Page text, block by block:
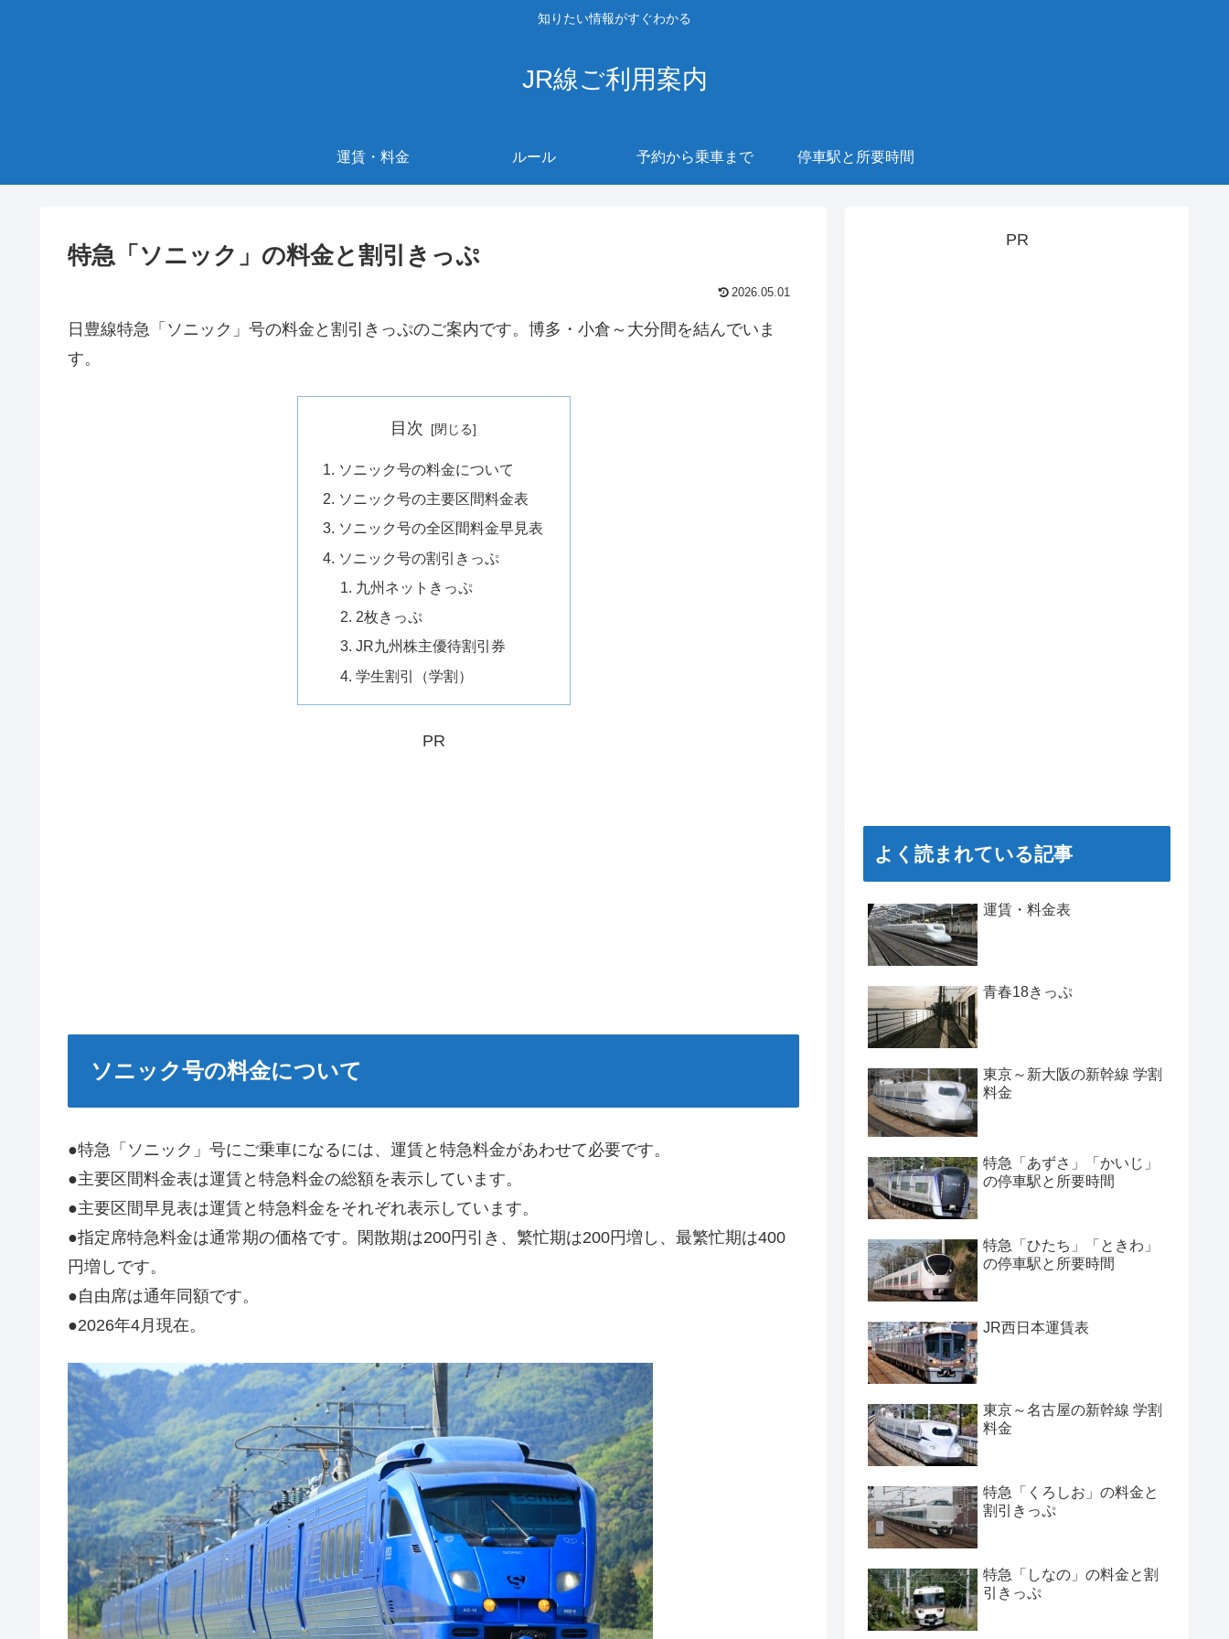
知りたい情報がすぐわかる
JR線ご利用案内
運賃・料金 ルール 予約から乗車まで 停車駅と所要時間
特急「ソニック」の料金と割引きっぷ
2026.05.01
日豊線特急「ソニック」号の料金と割引きっぷのご案内です。博多・小倉～大分間を結んでいま
す。
目次
ソニック号の料金について
ソニック号の主要区間料金表
ソニック号の全区間料金早見表
ソニック号の割引きっぷ
九州ネットきっぷ
2枚きっぷ
JR九州株主優待割引券
学生割引（学割）
PR
ソニック号の料金について
●特急「ソニック」号にご乗車になるには、運賃と特急料金があわせて必要です。
●主要区間料金表は運賃と特急料金の総額を表示しています。
●主要区間早見表は運賃と特急料金をそれぞれ表示しています。
●指定席特急料金は通常期の価格です。閑散期は200円引き、繁忙期は200円増し、最繁忙期は400
円増しです。
●自由席は通年同額です。
●2026年4月現在。
PR
よく読まれている記事
運賃・料金表
青春18きっぷ
東京～新大阪の新幹線 学割
料金
特急「あずさ」「かいじ」
の停車駅と所要時間
特急「ひたち」「ときわ」
の停車駅と所要時間
JR西日本運賃表
東京～名古屋の新幹線 学割
料金
特急「くろしお」の料金と
割引きっぷ
特急「しなの」の料金と割
引きっぷ